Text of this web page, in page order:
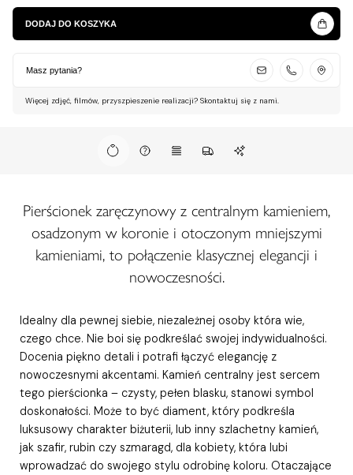
DODAJ DO KOSZYKA
Masz pytania?
Więcej zdjęć, filmów, przyszpieszenie realizacji? Skontaktuj się z nami.
Pierścionek zaręczynowy z centralnym kamieniem,
osadzonym w koronie i otoczonym mniejszymi
kamieniami, to połączenie klasycznej elegancji i
nowoczesności.
Idealny dla pewnej siebie, niezależnej osoby która wie,
czego chce. Nie boi się podkreślać swojej indywidualności.
Docenia piękno detali i potrafi łączyć elegancję z
nowoczesnymi akcentami. Kamień centralny jest sercem
tego pierścionka – czysty, pełen blasku, stanowi symbol
doskonałości. Może to być diament, który podkreśla
luksusowy charakter biżuterii, lub inny szlachetny kamień,
jak szafir, rubin czy szmaragd, dla kobiety, która lubi
wprowadzać do swojego stylu odrobinę koloru. Otaczające